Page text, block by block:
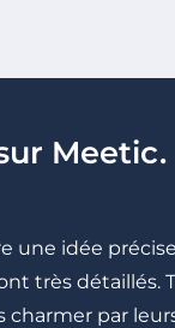
Meetic.
une idée
très détaillés.
charmer par